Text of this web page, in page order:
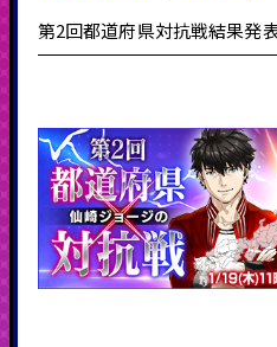
第2回都道府県対抗戦結果発